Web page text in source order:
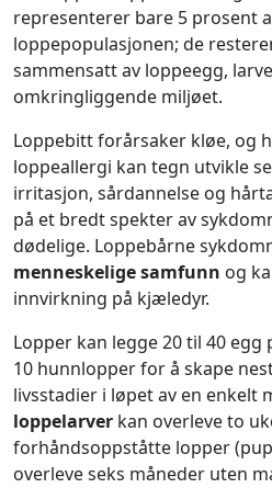
representerer bare 5 prosent
loppepopulasjonen; de
sammensatt av loppeegg,
omkringliggende miljøet.
Loppebitt forårsaker kløe, og
loppeallergi kan tegn utvikle
irritasjon, sårdannelse og
på et bredt spekter av
dødelige. Loppebårne
menneskelige samfunn og
innvirkning på kjæledyr.
Lopper kan legge 20 til 40
10 hunnlopper for å skape
livsstadier i løpet av en enkelt
loppelarver kan overleve to
forhåndsoppståtte lopper
overleve seks måneder uten